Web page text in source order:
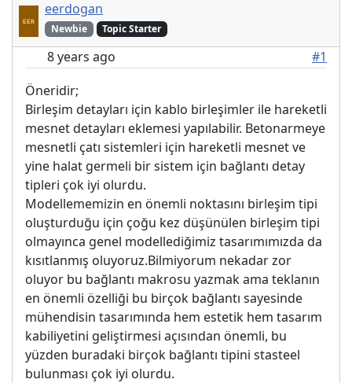
eerdogan
Newbie Topic Starter
8 years ago
#1
Öneridir;
Birleşim detayları için kablo birleşimler ile hareketli
mesnet detayları eklemesi yapılabilir. Betonarmeye
mesnetli çatı sistemleri için hareketli mesnet ve
yine halat germeli bir sistem için bağlantı detay
tipleri çok iyi olurdu.
Modellememizin en önemli noktasını birleşim tipi
oluşturduğu için çoğu kez düşünülen birleşim tipi
olmayınca genel modellediğimiz tasarımımızda da
kısıtlanmış oluyoruz.Bilmiyorum nekadar zor
oluyor bu bağlantı makrosu yazmak ama teklanın
en önemli özelliği bu birçok bağlantı sayesinde
mühendisin tasarımında hem estetik hem tasarım
kabiliyetini geliştirmesi açısından önemli, bu
yüzden buradaki birçok bağlantı tipini stasteel
bulunması çok iyi olurdu.